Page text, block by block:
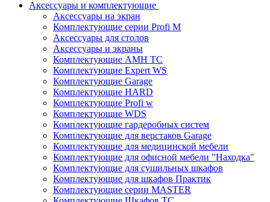
Аксессуары и комплектующие
Аксессуары на экран
Комплектующие серии Profi M
Аксессуары для столов
Аксессуары и экраны
Комплектующие AMH TC
Комплектующие Expert WS
Комплектующие Garage
Комплектующие HARD
Комплектующие Profi w
Комплектующие WDS
Комплектующие гардеробных систем
Комплектующие для верстаков Garage
Комплектующие для медицинской мебели
Комплектующие для офисной мебели "Находка"
Комплектующие для сушильных шкафов
Комплектующие для шкафов Практик
Комплектующие серии MASTER